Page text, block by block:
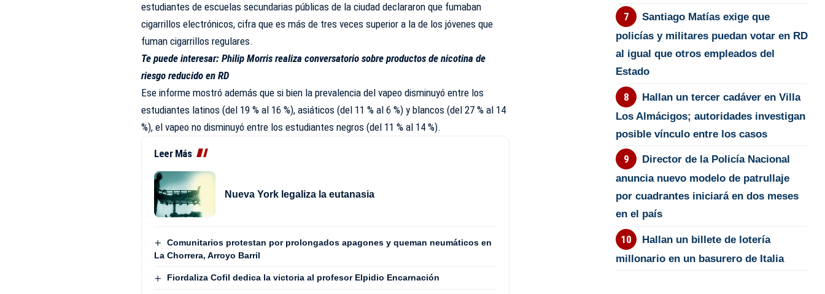
estudiantes de escuelas secundarias públicas de la ciudad declararon que fumaban
cigarrillos electrónicos, cifra que es más de tres veces superior a la de los jóvenes que
fuman cigarrillos regulares.
Te puede interesar:Philip Morris realiza conversatorio sobre productos de nicotina de
riesgo reducido en RD
Ese informe mostró además que si bien la prevalencia del vapeo disminuyó entre los
estudiantes latinos (del 19 % al 16 %), asiáticos (del 11 % al 6 %) y blancos (del 27 % al 14
%), el vapeo no disminuyó entre los estudiantes negros (del 11 % al 14 %).
Leer Más
Nueva York legaliza la eutanasia
Comunitarios protestan por prolongados apagones y queman neumáticos en
La Chorrera, Arroyo Barril
Fiordaliza Cofil dedica la victoria al profesor Elpidio Encarnación
Santiago Matías exige que
policías y militares puedan votar en RD
al igual que otros empleados del
Estado
Hallan un tercer cadáver en Villa
Los Almácigos; autoridades investigan
posible vínculo entre los casos
Director de la Policía Nacional
anuncia nuevo modelo de patrullaje
por cuadrantes iniciará en dos meses
en el país
Hallan un billete de lotería
millonario en un basurero de Italia